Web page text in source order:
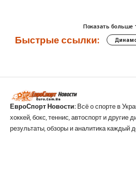
Показать больше
Быстрые ссылки:
ЕвроСпорт Новости: Всё о спорте в
хоккей, бокс, теннис, автоспорт и другие
результаты, обзоры и аналитика каждый